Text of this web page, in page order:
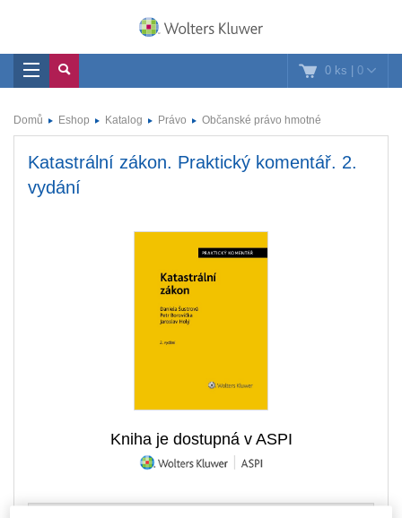
0 ks | 0
Domů Eshop Katalog Právo Občanské právo hmotné
Katastrální zákon. Praktický komentář. 2.
vydání
Kniha je dostupná v ASPI